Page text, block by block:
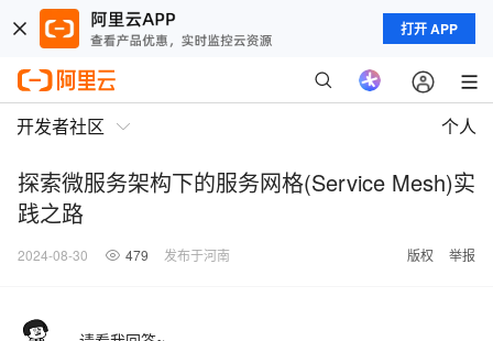
打开 APP
开发者社区 个人
探索微服务架构下的服务网格(Service Mesh)实
践之路
2024-08-30 479 发布于河南 版权 举报